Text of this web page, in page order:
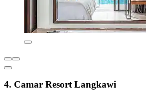
4. Camar Resort Langkawi